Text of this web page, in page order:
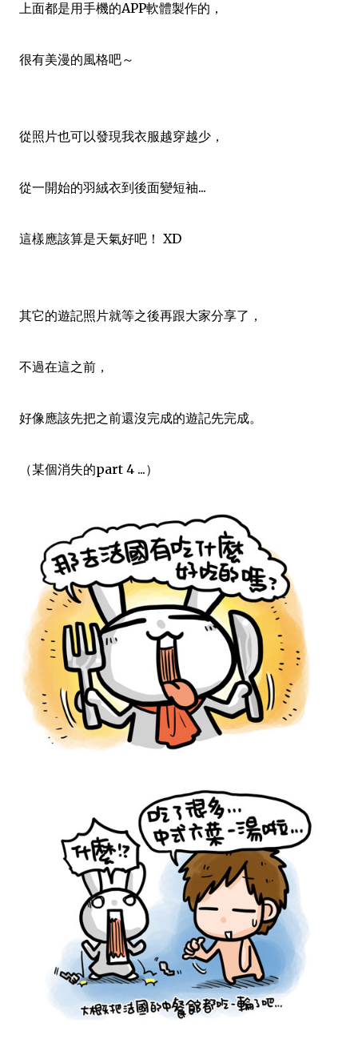
上面都是用手機的APP軟體製作的，
很有美漫的風格吧～
從照片也可以發現我衣服越穿越少，
從一開始的羽絨衣到後面變短袖...
這樣應該算是天氣好吧！ XD
其它的遊記照片就等之後再跟大家分享了，
不過在這之前，
好像應該先把之前還沒完成的遊記先完成。
（某個消失的part 4 ...）